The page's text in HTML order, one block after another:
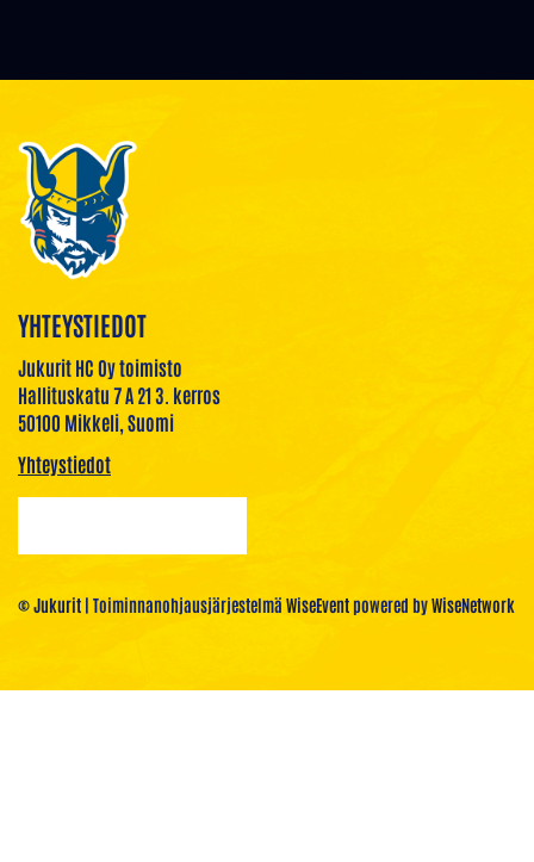
YHTEYSTIEDOT
Jukurit HC Oy toimisto
Hallituskatu 7 A 21 3. kerros
50100 Mikkeli, Suomi
Yhteystiedot
© Jukurit | Toiminnanohjausjärjestelmä WiseEventpowered byWiseNetwork